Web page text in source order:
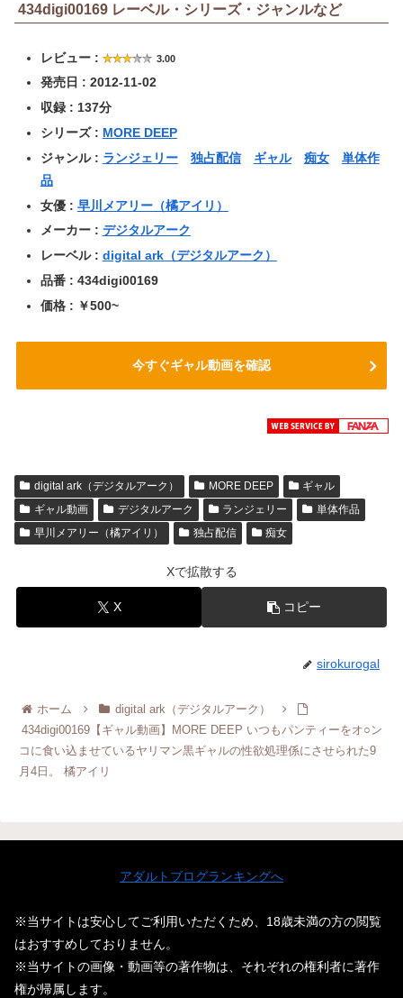
434digi00169 レーベル・シリーズ・ジャンルなど
レビュー : 3.00
発売日 : 2012-11-02
収録 : 137分
シリーズ : MORE DEEP
ジャンル : ランジェリー 独占配信 ギャル 痴女
単体作
品
女優 : 早川メアリー（橘アイリ）
メーカー : デジタルアーク
レーベル : digital ark（デジタルアーク）
品番 : 434digi00169
価格 : ￥500~
今すぐギャル動画を確認
digital ark（デジタルアーク） MORE DEEP
ギャル
ギャル動画
デジタルアーク ランジェリー
単体作品
早川メアリー（橘アイリ）
独占配信 痴女
Xで拡散する
X コピー
sirokurogal
ホーム
digital ark（デジタルアーク）
434digi00169【ギャル動画】MORE DEEP いつもパンティーをオ○ン
コに食い込ませているヤリマン黒ギャルの性欲処理係にさせられた9
月4日。 橘アイリ
アダルトブログランキングへ
※当サイトは安心してご利用いただくため、18歳未満の方の閲覧
はおすすめしておりません。
※当サイトの画像・動画等の著作物は、それぞれの権利者に著作
権が帰属します。